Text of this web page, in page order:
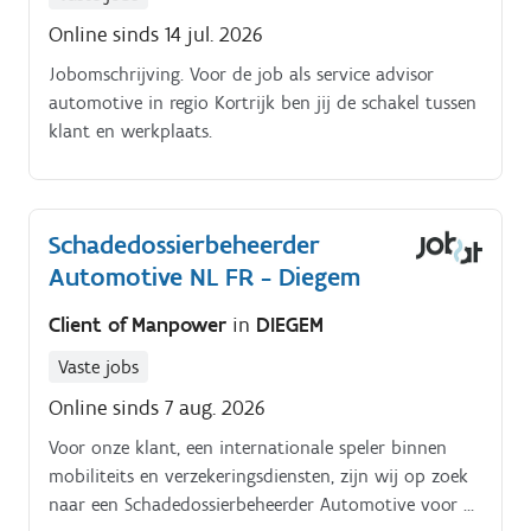
Online sinds 14 jul. 2026
Jobomschrijving. Voor de job als service advisor
automotive in regio Kortrijk ben jij de schakel tussen
klant en werkplaats.
Schadedossierbeheerder
Automotive NL FR - Diegem
Client of Manpower in DIEGEM
Vaste jobs
Online sinds 7 aug. 2026
Voor onze klant, een internationale speler binnen
mobiliteits en verzekeringsdiensten, zijn wij op zoek
naar een Schadedossierbeheerder Automotive voor de